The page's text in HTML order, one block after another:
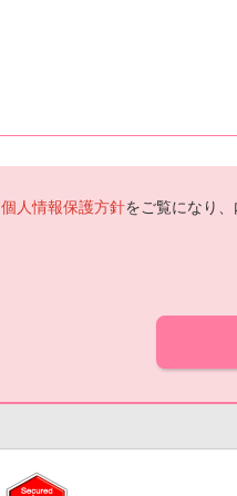
個人情報保護方針をご覧になり